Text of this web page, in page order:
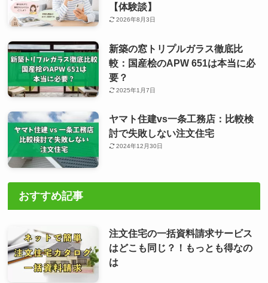
【体験談】
2026年8月3日
新築の窓トリプルガラス徹底比
較：国産桧のAPW 651は本当に必
要？
2025年1月7日
ヤマト住建vs一条工務店：比較検
討で失敗しない注文住宅
2024年12月30日
おすすめ記事
注文住宅の一括資料請求サービス
はどこも同じ？！もっとも得なの
は